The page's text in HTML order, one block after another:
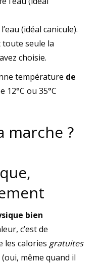
(idéal canicule).
seule la
choisie.
température de
12°C ou 35°C
marche ?
bien
c’est de
les calories gratuites
même quand il